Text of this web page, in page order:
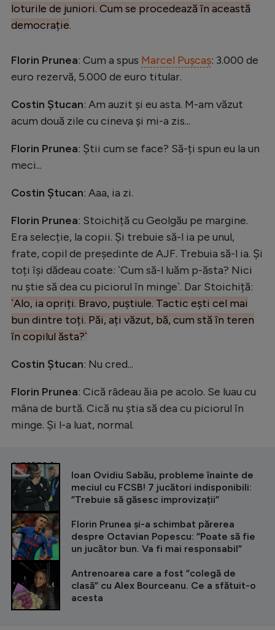
loturile de juniori. Cum se procedează în această
democrație.
Florin Prunea: Cum a spus Marcel Pușcaș: 3.000 de
euro rezervă, 5.000 de euro titular.
Costin Ștucan: Am auzit și eu asta. M-am văzut
acum două zile cu cineva și mi-a zis...
Florin Prunea: Știi cum se face? Să-ți spun eu la un
meci...
Costin Ștucan: Aaa, ia zi.
Florin Prunea: Stoichiță cu Geolgău pe margine.
Era selecție, la copii. Și trebuie să-l ia pe unul,
frate, copil de președinte de AJF. Trebuia să-l ia. Și
toți își dădeau coate: `Cum să-l luăm p-ăsta? Nici
nu știe să dea cu piciorul în minge`. Dar Stoichiță:
`Alo, ia opriți. Bravo, puștiule. Tactic ești cel mai
bun dintre toți. Păi, ați văzut, bă, cum stă în teren
în copilul ăsta?`
Costin Ștucan: Nu cred...
Florin Prunea: Cică râdeau ăia pe acolo. Se luau cu
mâna de burtă. Cică nu știa să dea cu piciorul în
minge. Și l-a luat, normal.
CITEȘTE ȘI
Ioan Ovidiu Sabău, probleme înainte de
meciul cu FCSB! 7 jucători indisponibili:
”Trebuie să găsesc improvizații”
Florin Prunea și-a schimbat părerea
despre Octavian Popescu: ”Poate să fie
un jucător bun. Va fi mai responsabil”
Antrenoarea care a fost ”colegă de
clasă” cu Alex Bourceanu. Ce a sfătuit-o
acesta